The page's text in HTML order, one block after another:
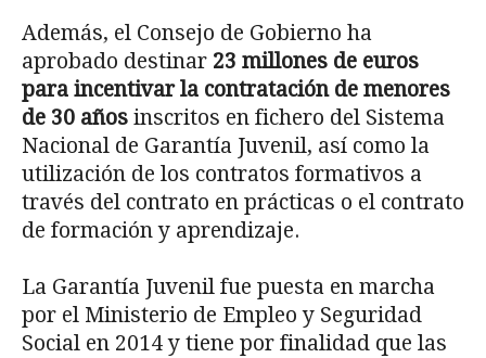
Además, el Consejo de Gobierno ha
aprobado destinar 23 millones de euros
para incentivar la contratación de menores
de 30 años inscritos en fichero del Sistema
Nacional de Garantía Juvenil, así como la
utilización de los contratos formativos a
través del contrato en prácticas o el contrato
de formación y aprendizaje.
La Garantía Juvenil fue puesta en marcha
por el Ministerio de Empleo y Seguridad
Social en 2014 y tiene por finalidad que las